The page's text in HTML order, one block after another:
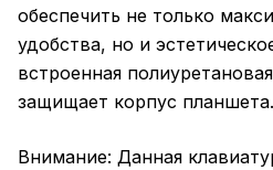
обеспечить не только
удобства, но и
встроенная
защищает корпус планшета.
Внимание: Данная